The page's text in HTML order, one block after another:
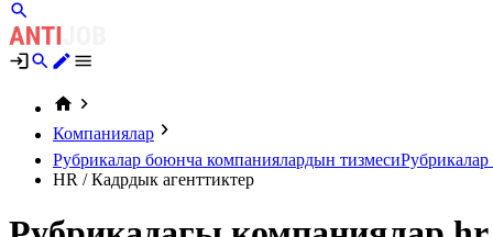
Компаниялар
Рубрикалар боюнча компаниялардын тизмеси
HR / Кадрдык агенттиктер